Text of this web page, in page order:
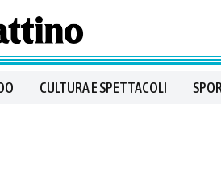
CULTURA E SPETTACOLI